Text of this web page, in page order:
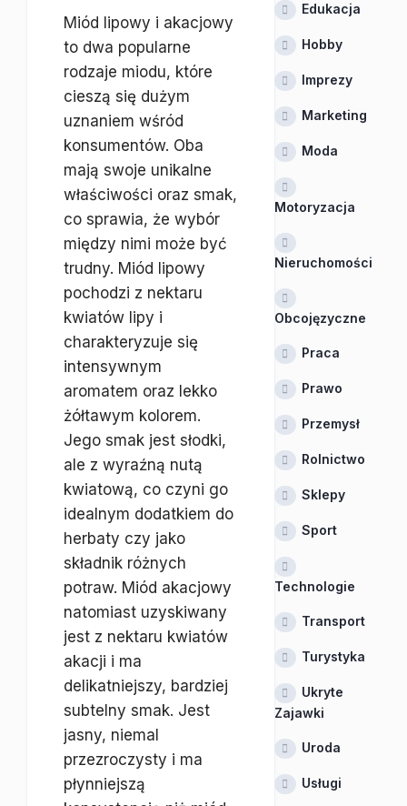
Miód lipowy i akacjowy
to dwa popularne
rodzaje miodu, które
cieszą się dużym
uznaniem wśród
konsumentów. Oba
mają swoje unikalne
właściwości oraz smak,
co sprawia, że wybór
między nimi może być
trudny. Miód lipowy
pochodzi z nektaru
kwiatów lipy i
charakteryzuje się
intensywnym
aromatem oraz lekko
żółtawym kolorem.
Jego smak jest słodki,
ale z wyraźną nutą
kwiatową, co czyni go
idealnym dodatkiem do
herbaty czy jako
składnik różnych
potraw. Miód akacjowy
natomiast uzyskiwany
jest z nektaru kwiatów
akacji i ma
delikatniejszy, bardziej
subtelny smak. Jest
jasny, niemal
przezroczysty i ma
płynniejszą
Edukacja
Hobby
Imprezy
Marketing
Moda
Motoryzacja
Nieruchomości
Obcojęzyczne
Praca
Prawo
Przemysł
Rolnictwo
Sklepy
Sport
Technologie
Transport
Turystyka
Ukryte
Zajawki
Uroda
Usługi